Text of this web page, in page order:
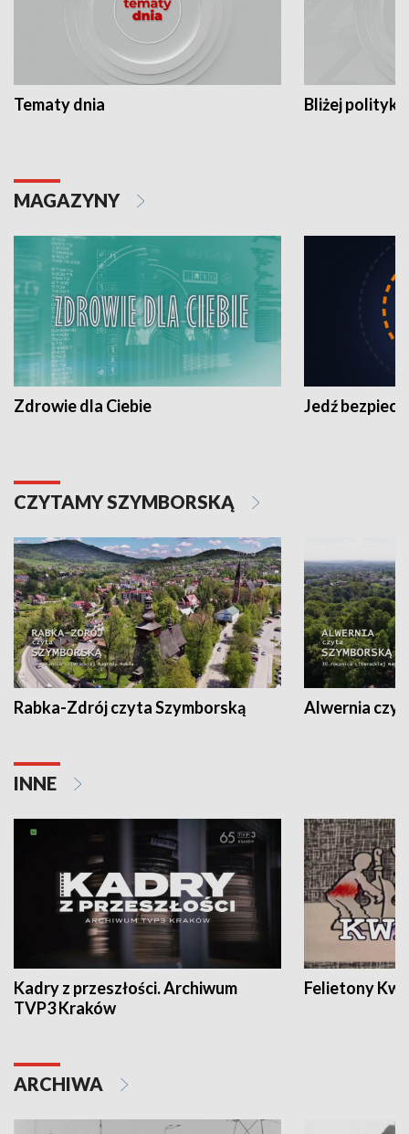
Tematy dnia Bliżej polityki
MAGAZYNY
Zdrowie dla Ciebie Jedź
CZYTAMY SZYMBORSKĄ
Rabka-Zdrój czyta Szymborską Alwernia
INNE
Kadry z przeszłości. Archiwum
TVP3 Kraków
Felietony
ARCHIWA